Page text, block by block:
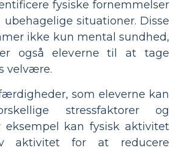
fysiske fornemmelser
situationer. Disse
ikke kun mental sundhed,
også eleverne til at tage
velvære.
som eleverne kan
stressfaktorer og
eksempel kan fysisk aktivitet
aktivitet for at reducere